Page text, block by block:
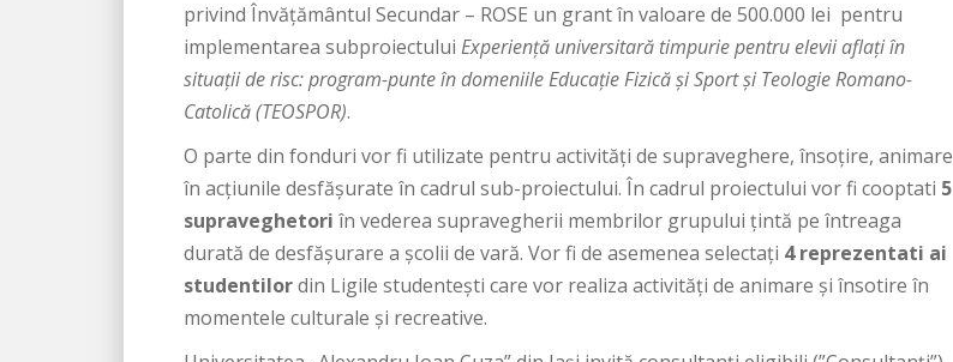
privind Învățământul Secundar – ROSE un grant în valoare de 500.000 lei pentru
implementarea subproiectului Experiență universitară timpurie pentru elevii aflați în
situații de risc: program-punte în domeniile Educație Fizică şi Sport şi Teologie Romano-
Catolică (TEOSPOR).
O parte din fonduri vor fi utilizate pentru activități de supraveghere, însoțire, animare
în acțiunile desfășurate în cadrul sub-proiectului. În cadrul proiectului vor fi cooptati 5
supraveghetori în vederea supravegherii membrilor grupului țintă pe întreaga
durată de desfășurare a școlii de vară. Vor fi de asemenea selectați 4 reprezentati ai
studentilordin Ligile studentești care vor realiza activități de animare și însotire în
momentele culturale și recreative.